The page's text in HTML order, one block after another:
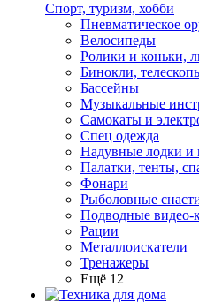
Спорт, туризм, хобби
Пневматическое
Велосипеды
Ролики и коньки,
Бинокли,
Бассейны
Музыкальные
Самокаты и
Спец одежда
Надувные лодки и
Палатки, тенты,
Фонари
Рыболовные
Подводные видео-
Рации
Металлоискатели
Тренажеры
Ещё 12